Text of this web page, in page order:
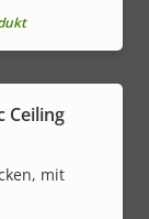
Ceiling
mit